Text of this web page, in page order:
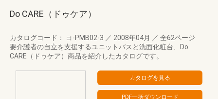
Do CARE（ドゥケア）
カタログコード： ヨ-PMB02-3 ／ 2008年04月 ／ 全62ページ
要介護者の自立を支援するユニットバスと洗面化粧台、Do
CARE（ドゥケア）商品を紹介したカタログです。